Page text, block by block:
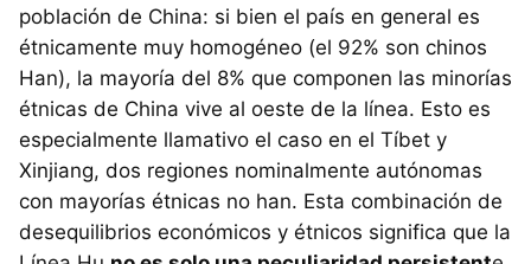
población de China: si bien el país en general es
étnicamente muy homogéneo (el 92% son chinos
Han), la mayoría del 8% que componen las minorías
étnicas de China vive al oeste de la línea. Esto es
especialmente llamativo el caso en el Tíbet y
Xinjiang, dos regiones nominalmente autónomas
con mayorías étnicas no han. Esta combinación de
desequilibrios económicos y étnicos significa que la